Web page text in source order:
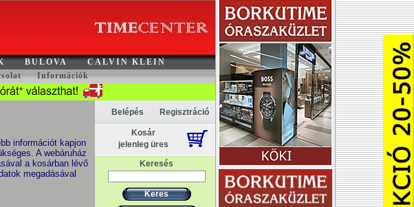
BULOVA
CALVIN KLEIN
Információk
információt kapjon
A webáruház
a kosárban lévő
megadásával
Belépés Regisztráció
Kosár
jelenleg üres
Keresés